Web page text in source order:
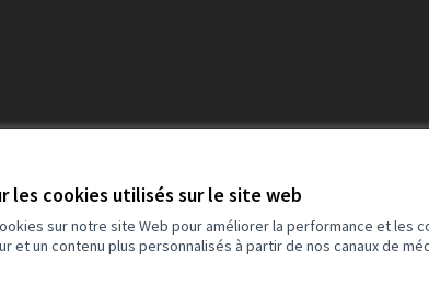
les cookies utilisés sur le site web
sur notre site Web pour améliorer la performance et les
et un contenu plus personnalisés à partir de nos canaux de